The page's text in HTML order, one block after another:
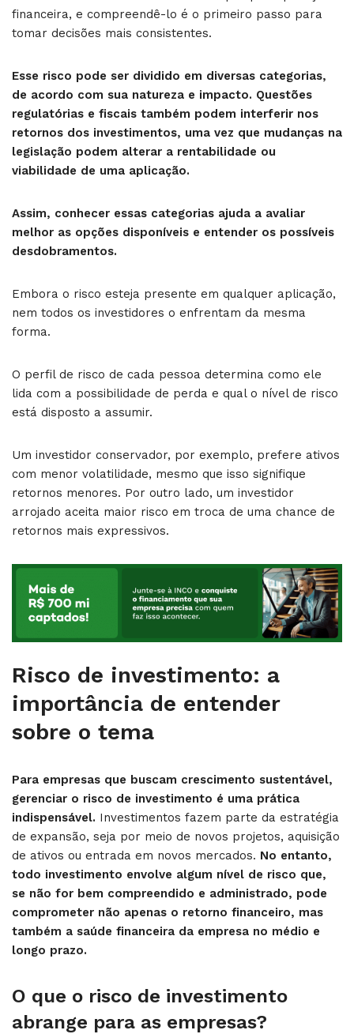
financeira, e compreendê-lo é o primeiro passo para
tomar decisões mais consistentes.
Esse risco pode ser dividido em diversas categorias,
de acordo com sua natureza e impacto. Questões
regulatórias e fiscais também podem interferir nos
retornos dos investimentos, uma vez que mudanças na
legislação podem alterar a rentabilidade ou
viabilidade de uma aplicação.
Assim, conhecer essas categorias ajuda a avaliar
melhor as opções disponíveis e entender os possíveis
desdobramentos.
Embora o risco esteja presente em qualquer aplicação,
nem todos os investidores o enfrentam da mesma
forma.
O perfil de risco de cada pessoa determina como ele
lida com a possibilidade de perda e qual o nível de risco
está disposto a assumir.
Um investidor conservador, por exemplo, prefere ativos
com menor volatilidade, mesmo que isso signifique
retornos menores. Por outro lado, um investidor
arrojado aceita maior risco em troca de uma chance de
retornos mais expressivos.
Risco de investimento: a
importância de entender
sobre o tema
Para empresas que buscam crescimento sustentável,
gerenciar o risco de investimento é uma prática
indispensável. Investimentos fazem parte da estratégia
de expansão, seja por meio de novos projetos, aquisição
de ativos ou entrada em novos mercados. No entanto,
todo investimento envolve algum nível de risco que,
se não for bem compreendido e administrado, pode
comprometer não apenas o retorno financeiro, mas
também a saúde financeira da empresa no médio e
longo prazo.
O que o risco de investimento
abrange para as empresas?